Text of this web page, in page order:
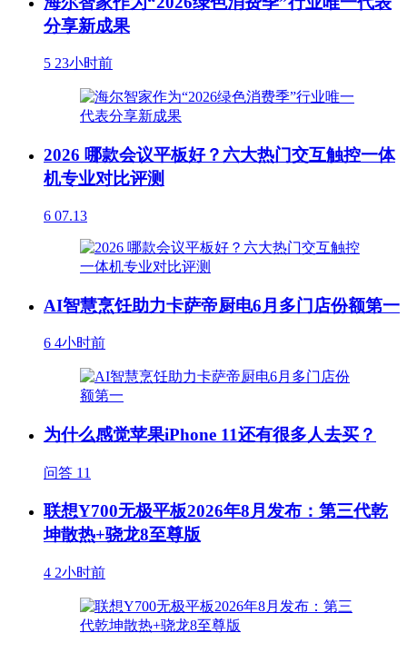
分享新成果
5 23小时前
2026 哪款会议平板好？六大热门交互触控一体
机专业对比评测
6 07.13
AI智慧烹饪助力卡萨帝厨电6月多门店份额第一
6 4小时前
为什么感觉苹果iPhone 11还有很多人去买？
问答 11
联想Y700无极平板2026年8月发布：第三代乾
坤散热+骁龙8至尊版
4 2小时前